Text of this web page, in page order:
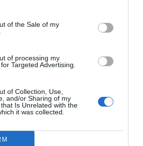
of the Sale of my
of processing my
Targeted Advertising.
of Collection, Use,
and/or Sharing of my
Is Unrelated with the
it was collected.
euro". Quasi tres anys després,
han utilitzat els seus
que si han fet aquest pas
sènior és un dels més
de digitalització, però també
valora molt sentir que hi ha algú